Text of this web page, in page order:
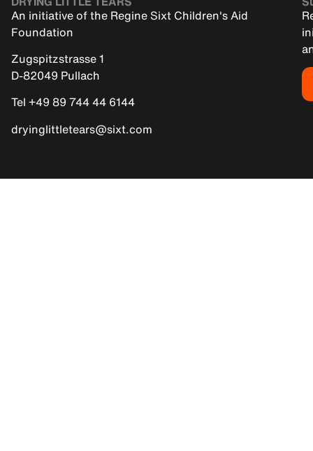
An initiative of the Regine Sixt Children's Aid
Foundation
Zugspitzstrasse 1
D-82049 Pullach
Tel +49 89 744 44 6144
dryinglittletears@sixt.com